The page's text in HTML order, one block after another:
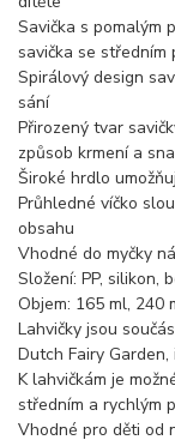
Savička s pomalým
savička se středním
Spirálový design
sání
Přirozený tvar
způsob krmení a
Široké hrdlo
Průhledné víčko
obsahu
Vhodné do myčky
Složení: PP, silikon,
Objem: 165 ml, 240
Lahvičky jsou
Dutch Fairy
K lahvičkám je
středním a rychlým
Vhodné pro děti od